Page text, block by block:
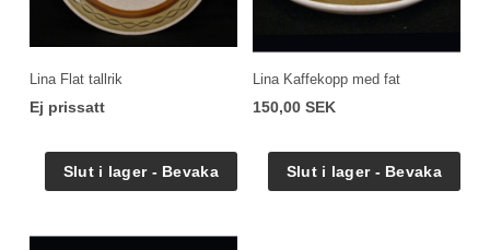
Lina Flat tallrik
Ej prissatt
Lina Kaffekopp med fat
150,00 SEK